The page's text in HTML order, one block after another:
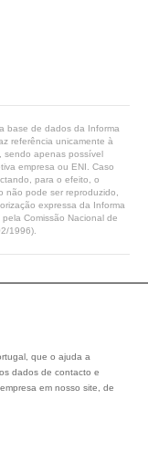
base de dados da Informa
referência unicamente à
sendo apenas possível
empresa ou ENI. Caso
para o efeito, o
não pode ser reproduzido,
expressa da Informa
Comissão Nacional de
1996).
que o ajuda a
dados de contacto e
em nosso site, de